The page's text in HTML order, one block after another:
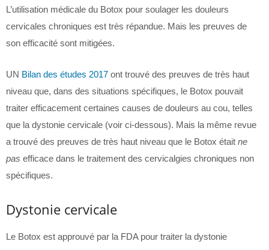
L’utilisation médicale du Botox pour soulager les douleurs
cervicales chroniques est très répandue. Mais les preuves de
son efficacité sont mitigées.
UN Bilan des études 2017 ont trouvé des preuves de très haut
niveau que, dans des situations spécifiques, le Botox pouvait
traiter efficacement certaines causes de douleurs au cou, telles
que la dystonie cervicale (voir ci-dessous). Mais la même revue
a trouvé des preuves de très haut niveau que le Botox était ne
pas efficace dans le traitement des cervicalgies chroniques non
spécifiques.
Dystonie cervicale
Le Botox est approuvé par la FDA pour traiter la dystonie